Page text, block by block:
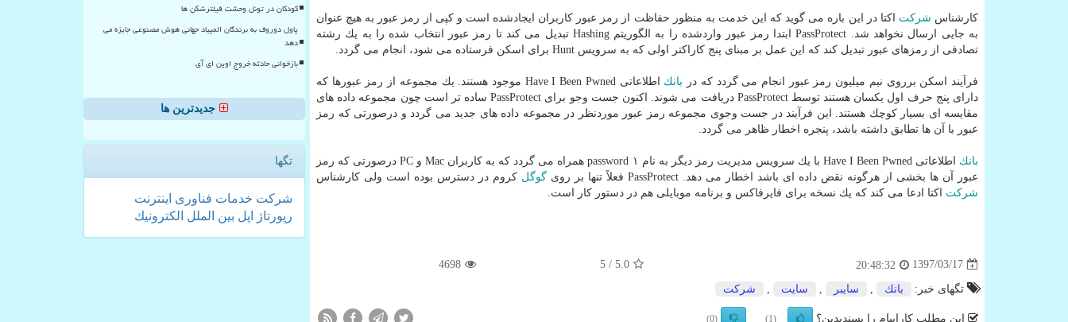
كارشناس شركت اكتا در این باره می گوید كه این خدمت به منظور حفاظت از رمز عبور كاربران ایجادشده است و كپی از رمز عبور به هیچ عنوان
به جایی ارسال نخواهد شد. PassProtect ابتدا رمز عبور واردشده را به الگوریتم Hashing تبدیل می كند تا رمز عبور انتخاب شده را به یك رشته
تصادفی از رمزهای عبور تبدیل كند كه این عمل بر مبنای پنج كاراكتر اولی كه به سرویس Hunt برای اسكن فرستاده می شود، انجام می گردد.
فرآیند اسكن برروی نیم میلیون رمز عبور انجام می گردد كه در بانك
اطلاعاتی Have I Been Pwned موجود هستند. یك مجموعه از رمز عبورها كه
دارای پنج حرف اول یكسان هستند توسط PassProtect دریافت می شوند. اكنون جست وجو برای PassProtect ساده تر است چون مجموعه داده های
مقایسه ای بسیار كوچك هستند. این فرآیند در جست وجوی مجموعه رمز عبور موردنظر در مجموعه داده های جدید می گردد و درصورتی كه رمز
عبور با آن ها تطابق داشته باشد، پنجره اخطار ظاهر می گردد.
بانك
اطلاعاتی Have I Been Pwned با یك سرویس مدیریت رمز دیگر به نام ۱ password همراه می گردد كه به كاربران Mac و PC درصورتی كه رمز
عبور آن ها بخشی از هرگونه نقض داده ای باشد اخطار می دهد. PassProtect فعلاً تنها بر روی
گوگل كروم در دسترس بوده است ولی كارشناس
شركت اكتا ادعا می كند كه یك نسخه برای فایرفاكس و برنامه موبایلی هم در دستور كار است.
1397/03/17
20:48:32
5.0
/ 5
4698
تگهای خبر: بانك سایبر سایت شركت
این مطلب کاراپیام را پسندیدین؟ (1)
(0)
کودکان در تونل وحشت فیلترشکن ها
پاول دوروف به برندگان المپیاد جهانی هوش مصنوعی جایزه می
دهد
بازخوانی حادثه خروج اوپن ای آی
جدیدترین ها
تگها
شركت خدمات فناوری اینترنت
رپورتاژ
اپل بین الملل الكترونیك